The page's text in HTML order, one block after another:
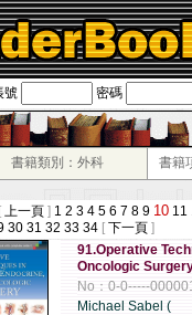
號 密碼
書籍類別：外科 書籍
上一頁 ] 1 2 3 4 5 6 7 8 9 10 11
30 31 32 33 34 [ 下一頁 ]
91.Operative
Oncologic
No：0-0-----
Michael Sabel (